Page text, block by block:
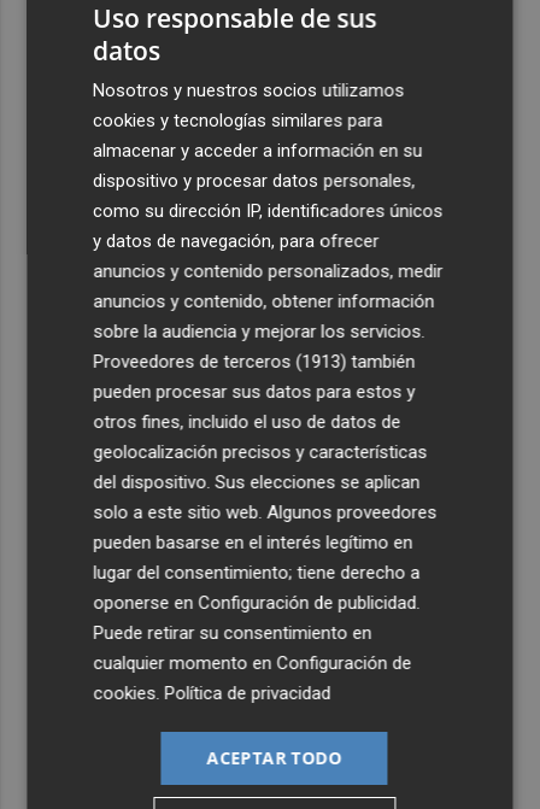
El incendio forestal de Aras de los Olmos (Valencia) está
controlado
El Ibex 35 abre a la baja (-0,1%) y peligra la cota de los
20.100 puntos, con el petróleo al alza
El Elche CF está a un paso de hacerse con los derechos
sobre la perla argentina Tiziano Perrotta
El UCAM CB más internacional: Sito tiene a 10 jugadores
que irán con sus selecciones en las ventanas FIBA
Uso responsable de sus
datos
Nosotros y nuestros socios utilizamos
cookies y tecnologías similares para
almacenar y acceder a información en su
dispositivo y procesar datos personales,
como su dirección IP, identificadores únicos
y datos de navegación, para ofrecer
anuncios y contenido personalizados, medir
anuncios y contenido, obtener información
sobre la audiencia y mejorar los servicios.
Proveedores de terceros (1913) también
pueden procesar sus datos para estos y
otros fines, incluido el uso de datos de
geolocalización precisos y características
del dispositivo. Sus elecciones se aplican
solo a este sitio web. Algunos proveedores
pueden basarse en el interés legítimo en
lugar del consentimiento; tiene derecho a
oponerse enConfiguración de publicidad.
Puede retirar su consentimiento en
cualquier momento enConfiguración de
cookies.Política de privacidad
ACEPTAR TODO